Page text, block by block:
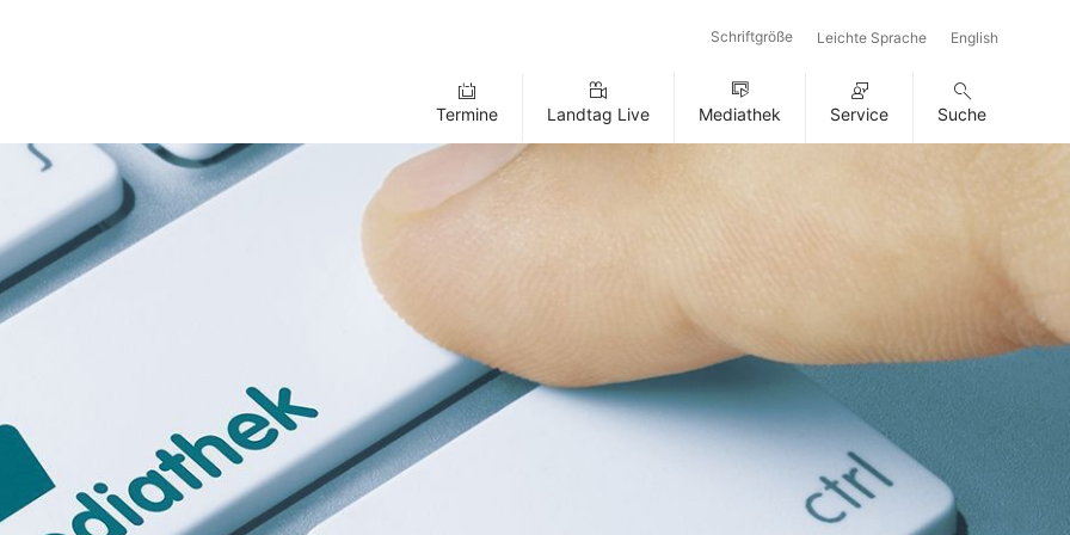
Schriftgröße Leichte Sprache English
Termine Landtag Live Mediathek Service Suche